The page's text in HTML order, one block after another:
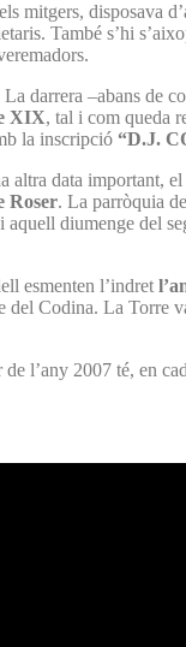
mitgers, disposava
També s’hi
darrera –abans de
XIX, tal i com queda
la inscripció “D.J.
altra data important, el
Roser. La parròquia
aquell diumenge del
esmenten l’indret
del Codina. La Torre
l’any 2007 té, en